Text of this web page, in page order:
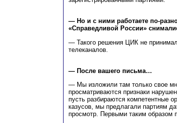
— Но и с ними работаете по-
«Справедливой России»
— Такого решения ЦИК не
телеканалов.
— После вашего письма…
— Мы изложили там только свое
просматриваются признаки
пусть разбираются компетентные
казусов, мы предлагали партиям
просмотр. Первыми таким образом